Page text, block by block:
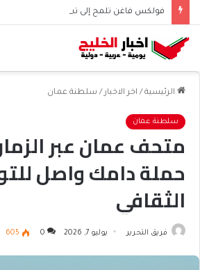
فولكس فاغن تلمح إلى تسريح 50 ألف موظف عالميًا
الرئيسية / اخر الاخبار / سلطنة عمان
سلطنة عمان
متحف عمان عبر
حملة دامك واصل
الثقافي
فريق التحرير يوليو 7, 2026 0
605